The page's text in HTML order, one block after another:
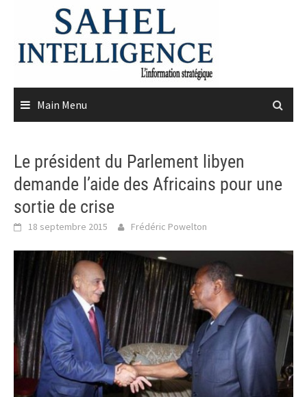
content
Main Menu
Le président du Parlement libyen
demande l’aide des Africains pour une
sortie de crise
18 septembre 2015 Frédéric Powelton